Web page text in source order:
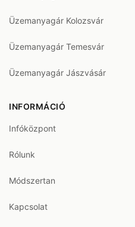
Üzemanyagár Kolozsvár
Üzemanyagár Temesvár
Üzemanyagár Jászvásár
INFORMÁCIÓ
Infóközpont
Rólunk
Módszertan
Kapcsolat